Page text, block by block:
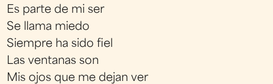
Es parte de mi ser
Se llama miedo
Siempre ha sido fiel
Las ventanas son
Mis ojos que me dejan ver